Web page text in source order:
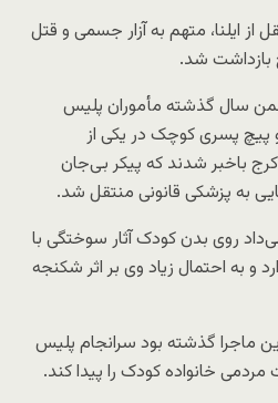
از ایلنا، متهم به آزار جسمی و قتل
سال گذشته مأموران پلیس
پیچ پسری کوچک در یکی از
باخبر شدند که پیکر بی‌جان
به پزشکی قانونی منتقل شد.
روی بدن کودک آثار سوختگی با
به احتمال زیاد وی بر اثر شکنجه
ماجرا گذشته بود سرانجام پلیس
مردمی خانواده کودک را پیدا کند.